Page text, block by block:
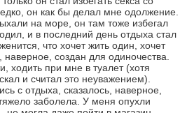
он как бы делал мне одолжение.
на море, он там тоже избегал
и в последний день отдыха стал
что хочет жить один, хочет
создан для одиночества.
ходить при мне в туалет (хотя
и считал это неуважением).
с отдыха, сказалось, наверное,
заболела. У меня опухли